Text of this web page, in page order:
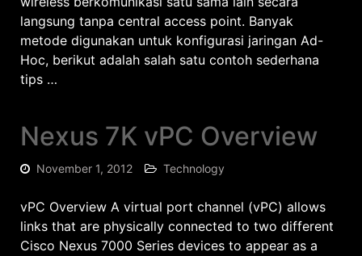
langsung tanpa central access point. Banyak
metode digunakan untuk konfigurasi jaringan Ad-
Hoc, berikut adalah salah satu contoh sederhana
tips …
Nexus 7K vPC Overview
November 1, 2012 Technology
vPC Overview A virtual port channel (vPC) allows
links that are physically connected to two different
Cisco Nexus 7000 Series devices to appear as a